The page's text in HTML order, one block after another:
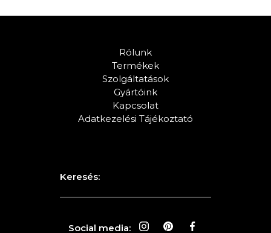
Rólunk
Termékek
Szolgáltatások
Gyártóink
Kapcsolat
Adatkezelési Tájékoztató
Keresés:
Social media: